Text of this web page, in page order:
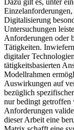
Digitalisierung
Untersuchungen
Anforderungen oder
Tätigkeiten.
digitaler
tätigkeitsbasierten
Modellrahmen
Auswirkungen auf
bezüglich
nur bedingt
Anforderungen
dieser Arbeit eine